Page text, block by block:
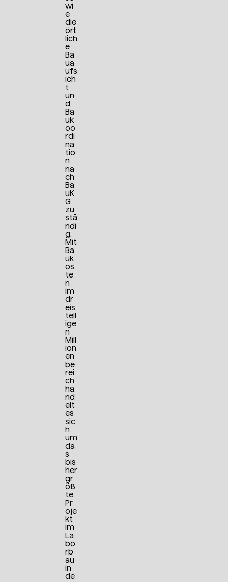
wi
e
die
ört
lich
e
Ba
ua
ufs
ich
t
un
d
Ba
uk
oo
rdi
na
tio
n
na
ch
Ba
uK
G
zu
stä
ndi
g.
Mit
Ba
uk
os
te
n
im
dr
eis
tell
ige
n
Mill
ion
en
be
rei
ch
ha
nd
elt
es
sic
h
um
da
s
bis
her
gr
öß
te
Pr
oje
kt
im
La
bo
rb
au
in
de